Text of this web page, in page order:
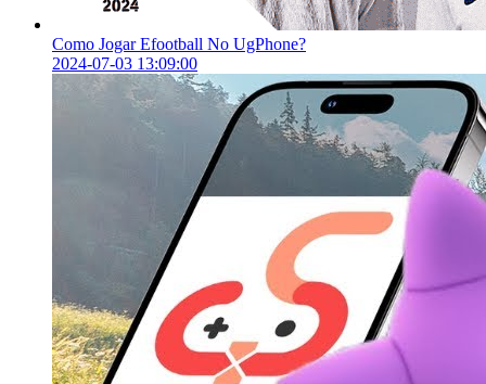
Como Jogar Efootball No UgPhone?
2024-07-03 13:09:00